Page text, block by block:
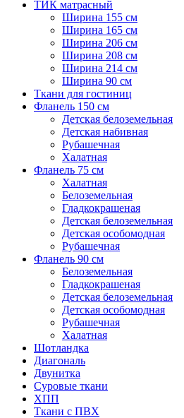
ТИК матрасный
Ширина 155 см
Ширина 165 см
Ширина 206 см
Ширина 208 см
Ширина 214 см
Ширина 90 см
Ткани для гостиниц
Фланель 150 см
Детская белоземельная
Детская набивная
Рубашечная
Халатная
Фланель 75 см
Халатная
Белоземельная
Гладкокрашеная
Детская белоземельная
Детская особомодная
Рубашечная
Фланель 90 см
Белоземельная
Гладкокрашеная
Детская белоземельная
Детская особомодная
Рубашечная
Халатная
Шотландка
Диагональ
Двунитка
Суровые ткани
ХПП
Ткани с ПВХ